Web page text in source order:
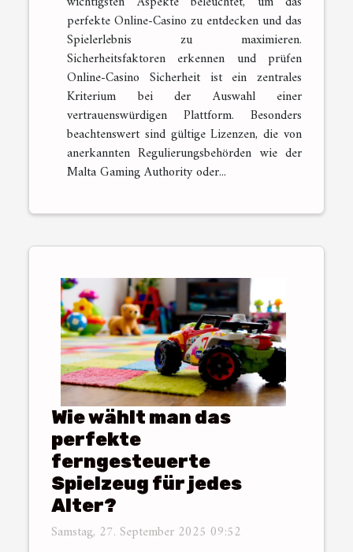
perfekte Online-Casino zu entdecken und das
Spielerlebnis zu maximieren.
Sicherheitsfaktoren erkennen und prüfen
Online-Casino Sicherheit ist ein zentrales
Kriterium bei der Auswahl einer
vertrauenswürdigen Plattform. Besonders
beachtenswert sind gültige Lizenzen, die von
anerkannten Regulierungsbehörden wie der
Malta Gaming Authority oder...
Wie wählt man das
perfekte
ferngesteuerte
Spielzeug für jedes
Alter?
Samstag, 27. September 2025 09:52